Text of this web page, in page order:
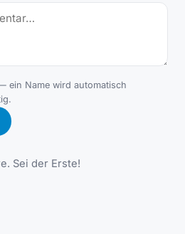
ein Name wird automatisch
Sei der Erste!